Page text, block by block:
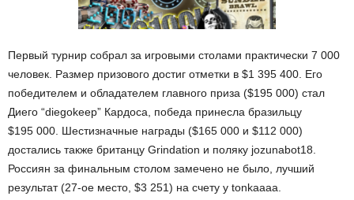
Первый турнир собрал за игровыми столами практически 7 000
человек. Размер призового достиг отметки в $1 395 400. Его
победителем и обладателем главного приза ($195 000) стал
Диего “diegokeep” Кардоса, победа принесла бразильцу
$195 000. Шестизначные награды ($165 000 и $112 000)
достались также британцу Grindation и поляку jozunabot18.
Россиян за финальным столом замечено не было, лучший
результат (27-ое место, $3 251) на счету у tonkaaaa.